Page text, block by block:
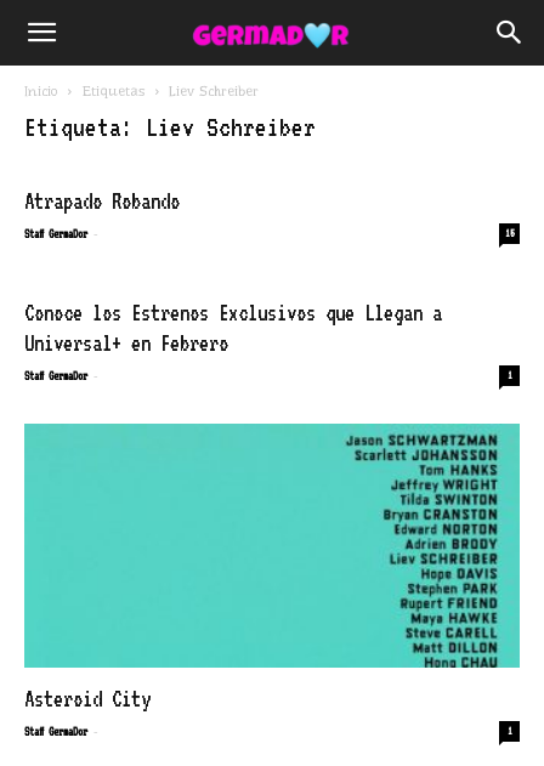
Inicio Etiquetas Liev Schreiber
Etiqueta: Liev Schreiber
Atrapado Robando
Staff GermaDor - 15
Conoce los Estrenos Exclusivos que Llegan a
Universal+ en Febrero
Staff GermaDor - 1
Asteroid City
Staff GermaDor - 1